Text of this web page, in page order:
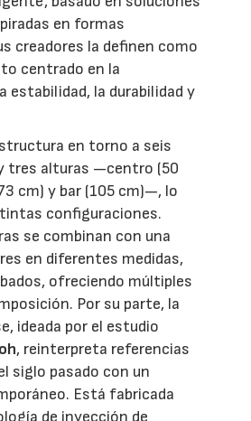
en formas
creadores la definen como
centrado en la
estabilidad, la durabilidad y
en torno a seis
tres alturas —centro (50
cm) y bar (105 cm)—, lo
configuraciones.
se combinan con una
en diferentes medidas,
ofreciendo múltiples
Por su parte, la
ideada por el estudio
, reinterpreta referencias
siglo pasado con un
Está fabricada